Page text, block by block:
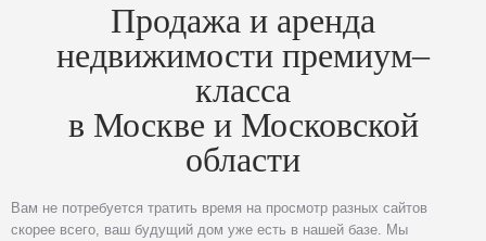
Продажа и аренда
недвижимости премиум–
класса
в Москве и Московской
области
Вам не потребуется тратить время на просмотр разных сайтов
скорее всего, ваш будущий дом уже есть в нашей базе. Мы